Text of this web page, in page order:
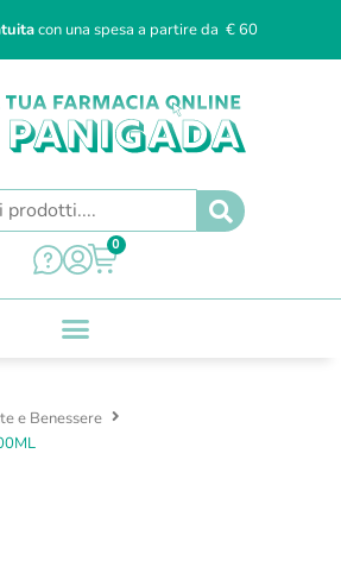
con una spesa a partire da € 60
0
e Benessere